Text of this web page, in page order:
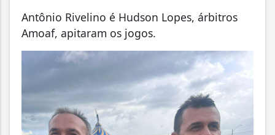
Antônio Rivelino é Hudson Lopes, árbitros
Amoaf, apitaram os jogos.